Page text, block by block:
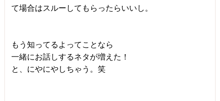
て場合はスルーしてもらったらいいし。
もう知ってるよってことなら
一緒にお話しするネタが増えた！
と、にやにやしちゃう。笑